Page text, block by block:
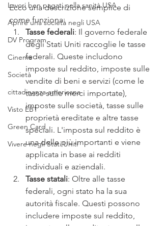
Lavori ben pagati nella sanità USA
Aprire una società negli USA
DV Program
Cinema
Società
cittadinanza americana
Visto EB1
Green Card
Vivere negli Stati Uniti
Ecco una descrizione semplice di
come funziona:
Tasse federali: Il governo federale
degli Stati Uniti raccoglie le tasse
federali. Queste includono
imposte sul reddito, imposte sulle
vendite di beni e servizi (come le
tasse sulle merci importate),
imposte sulle società, tasse sulle
proprietà ereditate e altre tasse
speciali. L'imposta sul reddito è
una delle più importanti e viene
applicata in base ai redditi
individuali e aziendali.
Tasse statali: Oltre alle tasse
federali, ogni stato ha la sua
autorità fiscale. Questi possono
includere imposte sul reddito,